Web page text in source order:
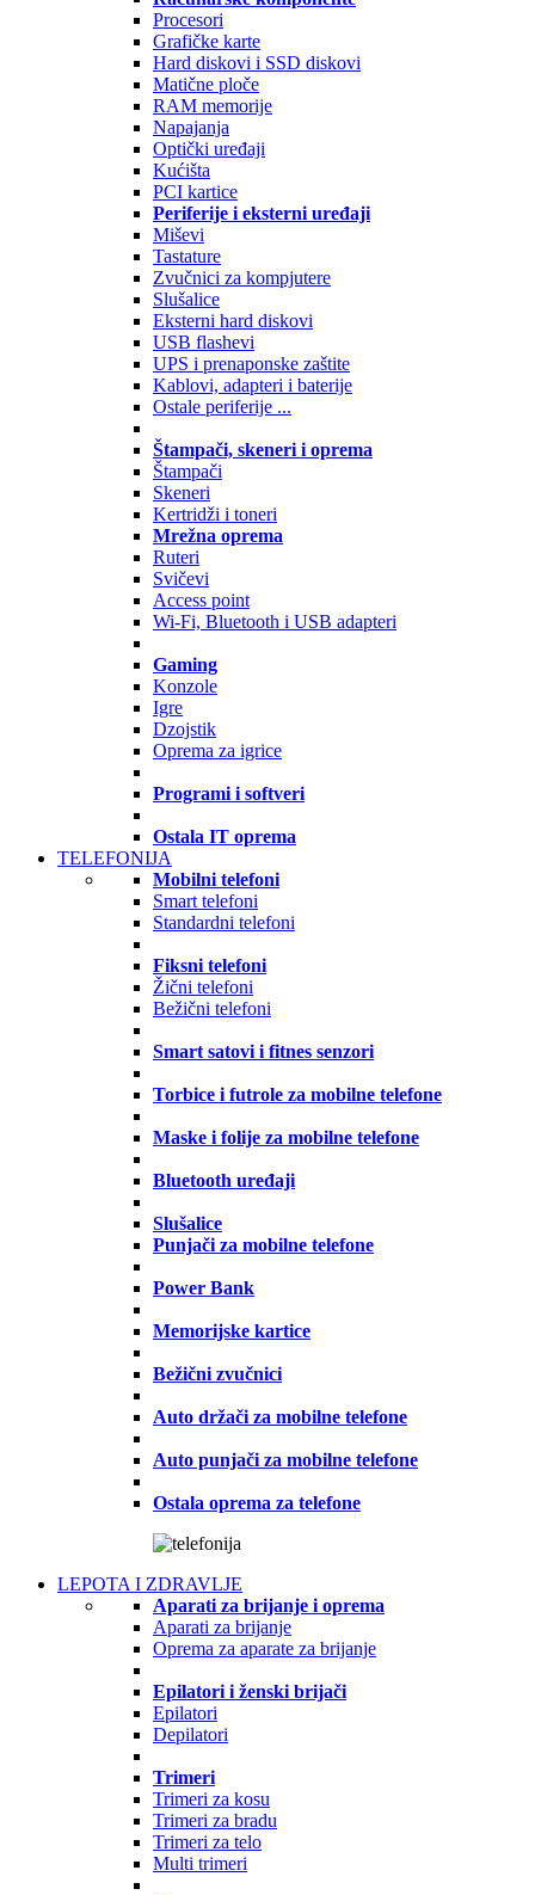
Procesori
Grafičke karte
Hard diskovi i SSD diskovi
Matične ploče
RAM memorije
Napajanja
Optički uređaji
Kućišta
PCI kartice
Periferije i eksterni uređaji
Miševi
Tastature
Zvučnici za kompjutere
Slušalice
Eksterni hard diskovi
USB flashevi
UPS i prenaponske zaštite
Kablovi, adapteri i baterije
Ostale periferije ...
Štampači, skeneri i oprema
Štampači
Skeneri
Kertridži i toneri
Mrežna oprema
Ruteri
Svičevi
Access point
Wi-Fi, Bluetooth i USB adapteri
Gaming
Konzole
Igre
Dzojstik
Oprema za igrice
Programi i softveri
Ostala IT oprema
TELEFONIJA
Mobilni telefoni
Smart telefoni
Standardni telefoni
Fiksni telefoni
Žični telefoni
Bežični telefoni
Smart satovi i fitnes senzori
Torbice i futrole za mobilne telefone
Maske i folije za mobilne telefone
Bluetooth uređaji
Slušalice
Punjači za mobilne telefone
Power Bank
Memorijske kartice
Bežični zvučnici
Auto držači za mobilne telefone
Auto punjači za mobilne telefone
Ostala oprema za telefone
LEPOTA I ZDRAVLJE
Aparati za brijanje i oprema
Aparati za brijanje
Oprema za aparate za brijanje
Epilatori i ženski brijači
Epilatori
Depilatori
Trimeri
Trimeri za kosu
Trimeri za bradu
Trimeri za telo
Multi trimeri